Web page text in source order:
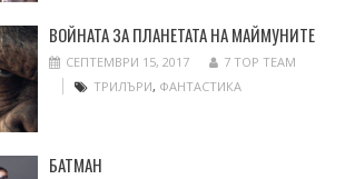
ВОЙНАТА ЗА ПЛАНЕТАТА НА МАЙМУНИТЕ
СЕПТЕМВРИ 15, 2017
7 TOP TEAM
ТРИЛЪРИ, ФАНТАСТИКА
БАТМАН